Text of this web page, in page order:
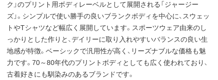
ク」のプリント用ボディレーベルとして展開される「ジャージー
ズ」。シンプルで使い勝手の良いブランクボディを中心に、スウェッ
トやTシャツなど幅広く展開しています。スポーツウェア由来のし
っかりとした作りと、デイリーに取り入れやすいバランスの良い生
地感が特徴。ベーシックで汎用性が高く、リーズナブルな価格も魅
力です。70～80年代のプリントボディとしても広く使われており、
古着好きにも馴染みのあるブランドです。